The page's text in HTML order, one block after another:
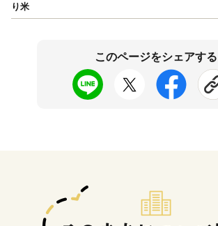
り米
このページをシェアする